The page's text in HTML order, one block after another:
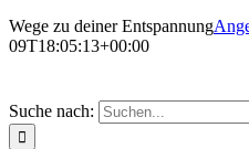
Wege zu deiner Entspannung
09T18:05:13+00:00
Suche nach: